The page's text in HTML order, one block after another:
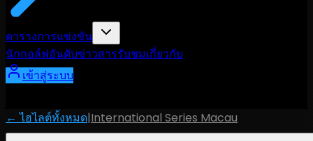
ตารางการแข่งขัน
นักกอล์ฟอันดับข่าวสารรับชมเกี่ยวกับ
เข้าสู่ระบบ
← ไฮไลต์ทั้งหมด|International Series Macau